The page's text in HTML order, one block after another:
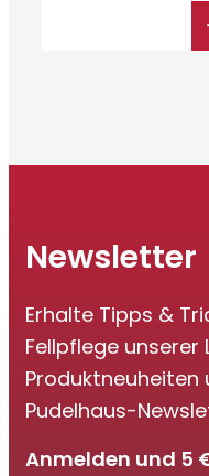
Newsletter
Erhalte Tipps &
Fellpflege unserer
Pudelhaus-
Anmelden und 5